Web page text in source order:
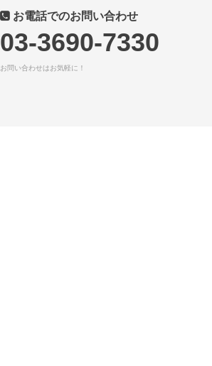
お電話でのお問い合わせ
03-3690-7330
お問い合わせはお気軽に！